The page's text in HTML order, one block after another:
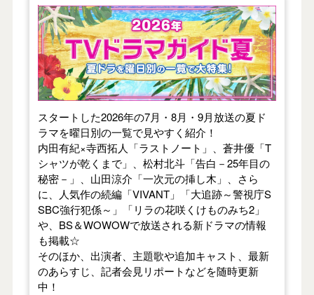
【2026年夏】TVドラマガイド
スタートした2026年の7月・8月・9月放送の夏ド
ラマを曜日別の一覧で見やすく紹介！
内田有紀×寺西拓人「ラストノート」、蒼井優「T
シャツが乾くまで」、松村北斗「告白－25年目の
秘密－」、山田涼介「一次元の挿し木」、さら
に、人気作の続編「VIVANT」「大追跡～警視庁S
SBC強行犯係～」「リラの花咲くけものみち2」
や、BS＆WOWOWで放送される新ドラマの情報
も掲載☆
そのほか、出演者、主題歌や追加キャスト、最新
のあらすじ、記者会見リポートなどを随時更新
中！